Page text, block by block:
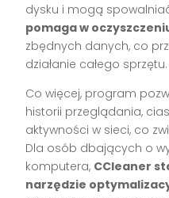
dysku i mogą
pomaga w
zbędnych danych, co
działanie całego sprzętu.
Co więcej, program
historii przeglądania,
aktywności w sieci, co
Dla osób dbających o
komputera, CCleaner
narzędzie